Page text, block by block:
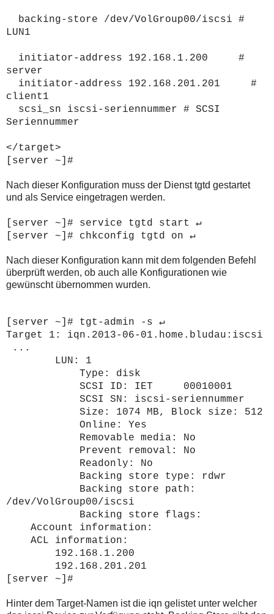
backing-store /dev/VolGroup00/iscsi #
LUN1
initiator-address 192.168.1.200 #
server
initiator-address 192.168.201.201 #
client1
scsi_sn iscsi-seriennummer # SCSI
Seriennummer
</target>
[server ~]#
Nach dieser Konfiguration muss der Dienst tgtd gestartet
und als Service eingetragen werden.
[server ~]# service tgtd start
↵
[server ~]# chkconfig tgtd on
↵
Nach dieser Konfiguration kann mit dem folgenden Befehl
überprüft werden, ob auch alle Konfigurationen wie
gewünscht übernommen wurden.
[server ~]# tgt-admin -s
↵
Target 1: iqn.2013-06-01.home.bludau:iscsi
...
LUN: 1
Type: disk
SCSI ID: IET 00010001
SCSI SN: iscsi-seriennummer
Size: 1074 MB, Block size: 512
Online: Yes
Removable media: No
Prevent removal: No
Readonly: No
Backing store type: rdwr
Backing store path:
/dev/VolGroup00/iscsi
Backing store flags:
Account information:
ACL information:
192.168.1.200
192.168.201.201
[server ~]#
Hinter dem Target-Namen ist die iqn gelistet unter welcher